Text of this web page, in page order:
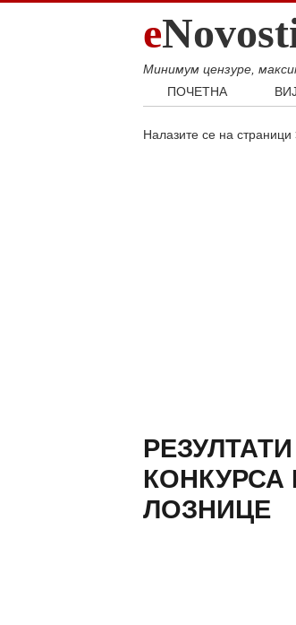
e
Минимум цензуре,
ПОЧЕТНА
Налазите се на страници
КОНКУРСА
ЛОЗНИЦЕ